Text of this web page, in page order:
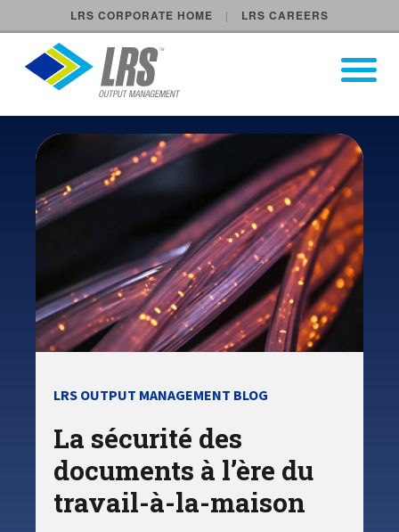
LRS CORPORATE HOME LRS CAREERS
LRS Output Management
Main Navigation
Open
LRS OUTPUT MANAGEMENT BLOG
La sécurité des
documents à l’ère du
travail-à-la-maison